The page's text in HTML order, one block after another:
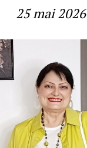
25 mai 2026